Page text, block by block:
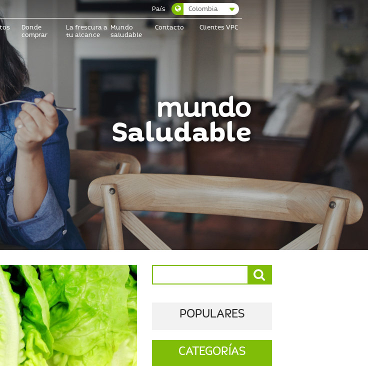
País Colombia
Donde
comprar
La frescura a
tu alcance
Mundo
saludable
Contacto Clientes VPC
mundo
Saludable
POPULARES
CATEGORÍAS